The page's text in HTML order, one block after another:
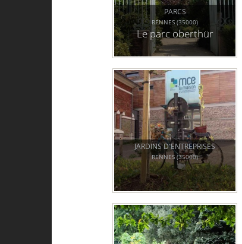
PARCS
RENNES (35000)
Le parc oberthür
JARDINS D'ENTREPRISES
RENNES (35000)